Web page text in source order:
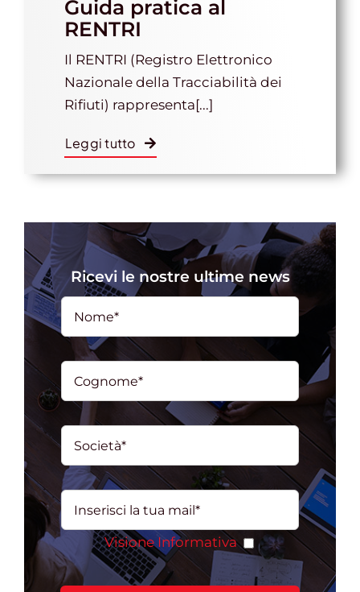
Gestione d’impresa
Contatti
Guida pratica al
RENTRI
Il RENTRI (Registro Elettronico
Nazionale della Tracciabilità dei
Rifiuti) rappresenta[...]
Leggi tutto
Ricevi le nostre ultime news
Visione Informativa